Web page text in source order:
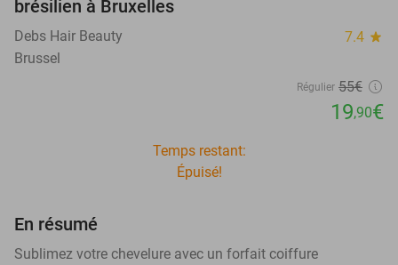
brésilien à Bruxelles
Debs Hair Beauty 7.4 star
Brussel
Régulier 55€
19,90€
Temps restant:
Épuisé!
En résumé
Sublimez votre chevelure avec un forfait coiffure